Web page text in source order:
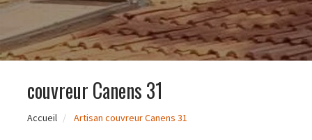
couvreur Canens 31
Accueil Artisan couvreur Canens 31